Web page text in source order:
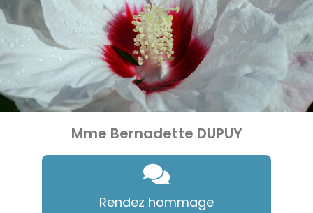
Mme Bernadette DUPUY
Rendez hommage